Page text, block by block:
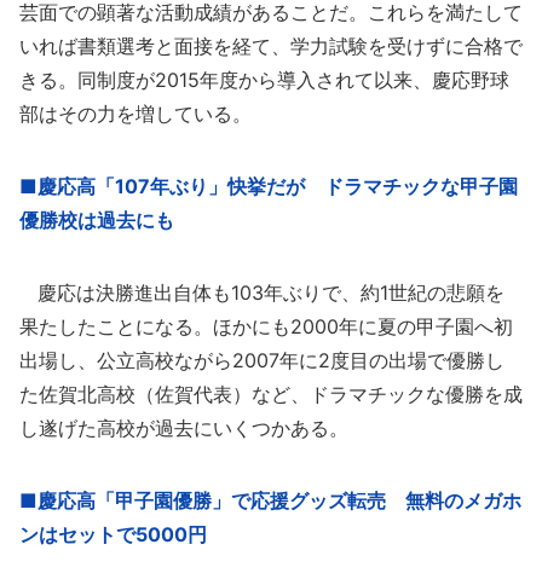
芸面での顕著な活動成績があることだ。これらを満たして
いれば書類選考と面接を経て、学力試験を受けずに合格で
きる。同制度が2015年度から導入されて以来、慶応野球
部はその力を増している。
■慶応高「107年ぶり」快挙だが ドラマチックな甲子園
優勝校は過去にも
慶応は決勝進出自体も103年ぶりで、約1世紀の悲願を
果たしたことになる。ほかにも2000年に夏の甲子園へ初
出場し、公立高校ながら2007年に2度目の出場で優勝し
た佐賀北高校（佐賀代表）など、ドラマチックな優勝を成
し遂げた高校が過去にいくつかある。
■慶応高「甲子園優勝」で応援グッズ転売 無料のメガホ
ンはセットで5000円